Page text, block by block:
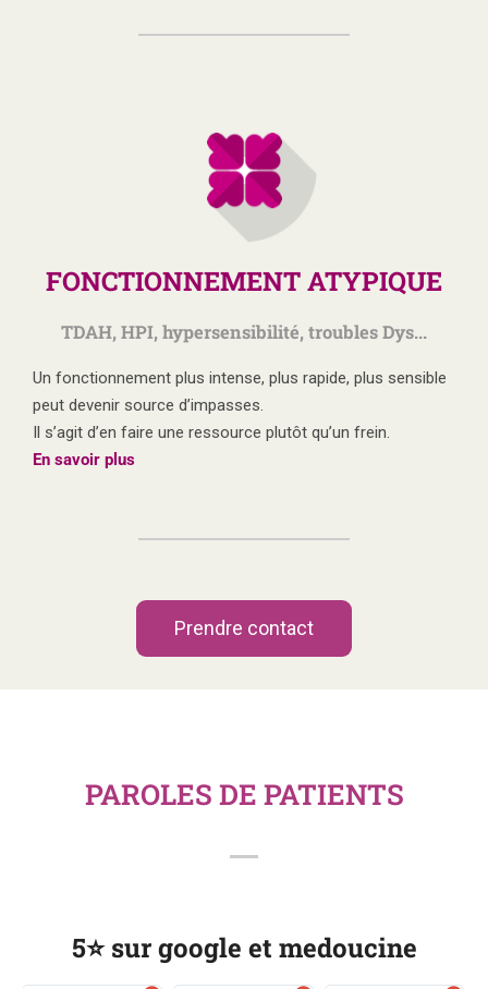
FONCTIONNEMENT ATYPIQUE
TDAH, HPI, hypersensibilité, troubles Dys...
Un fonctionnement plus intense, plus rapide, plus sensible
peut devenir source d’impasses.
Il s’agit d’en faire une ressource plutôt qu’un frein.
En savoir plus
Prendre contact
PAROLES DE PATIENTS
5⭐️ sur google et medoucine